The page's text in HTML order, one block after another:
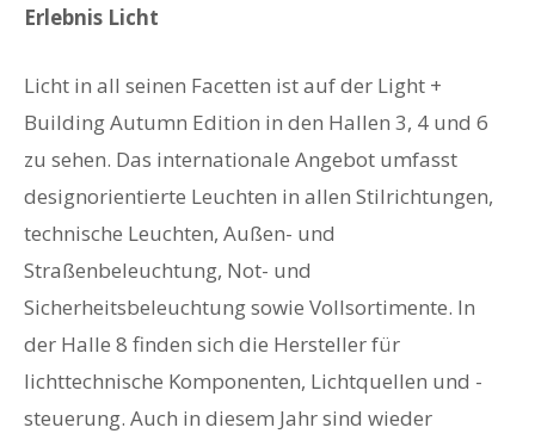
Erlebnis Licht
Licht in all seinen Facetten ist auf der Light +
Building Autumn Edition in den Hallen 3, 4 und 6
zu sehen. Das internationale Angebot umfasst
designorientierte Leuchten in allen Stilrichtungen,
technische Leuchten, Außen- und
Straßenbeleuchtung, Not- und
Sicherheitsbeleuchtung sowie Vollsortimente. In
der Halle 8 finden sich die Hersteller für
lichttechnische Komponenten, Lichtquellen und -
steuerung. Auch in diesem Jahr sind wieder